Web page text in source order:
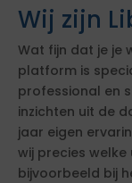
Wij zijn
Wat fijn dat je je
platform is
professional en
inzichten uit de
jaar eigen
wij precies
bijvoorbeeld bij